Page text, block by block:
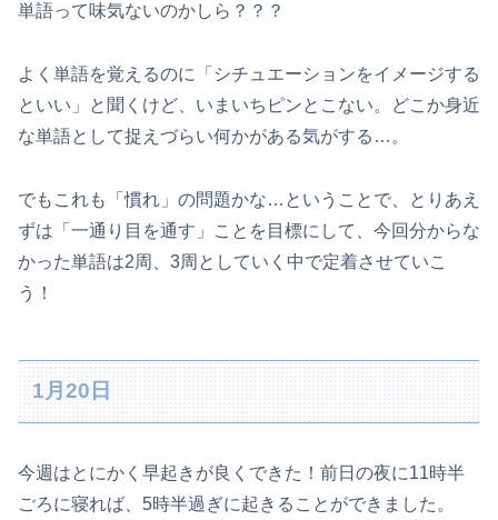
単語って味気ないのかしら？？？
よく単語を覚えるのに「シチュエーションをイメージする
といい」と聞くけど、いまいちピンとこない。どこか身近
な単語として捉えづらい何かがある気がする…。
でもこれも「慣れ」の問題かな…ということで、とりあえ
ずは「一通り目を通す」ことを目標にして、今回分からな
かった単語は2周、3周としていく中で定着させていこ
う！
1月20日
今週はとにかく早起きが良くできた！前日の夜に11時半
ごろに寝れば、5時半過ぎに起きることができました。